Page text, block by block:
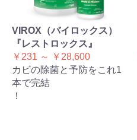
VIROX（バイロックス）
『レストロックス』
￥231 ～ ￥28,600
カビの除菌と予防をこれ1
本で完結
！